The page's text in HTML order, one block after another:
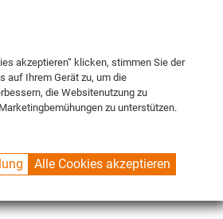
BRUSHES
akzeptieren“ klicken, stimmen Sie der
auf Ihrem Gerät zu, um die
die Websitenutzung zu
zu unterstützen.
Alle Cookies akzeptieren